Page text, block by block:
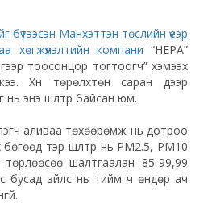
бүтээсэн Манхэттэн төслийн үеэр
хөгжүүлэлтийн компани “HEPA”
тоосонцор тогтоогч” хэмээх
Хүн төрөлхтөн саран дээр
энэ шүүлтүүр байсан юм.
аливаа төхөөрөмж нь дотроо
бөгөөд тэр шүүлтүүр нь PM2.5, PM10
төрлөөсөө шалтгаалан 85-99,99
бусад зүйлс нь тийм ч өндөр ач